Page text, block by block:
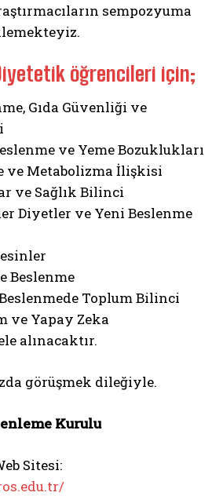
sempozyuma
öğrencileri için;
Gıda Güvenliği ve
ve Yeme Bozuklukları
ve Metabolizma İlişkisi
ve Sağlık Bilinci
Diyetler ve Yeni Beslenme
Beslenme
Toplum Bilinci
ve Yapay Zeka
alınacaktır.
görüşmek dileğiyle.
Kurulu
Sitesi: